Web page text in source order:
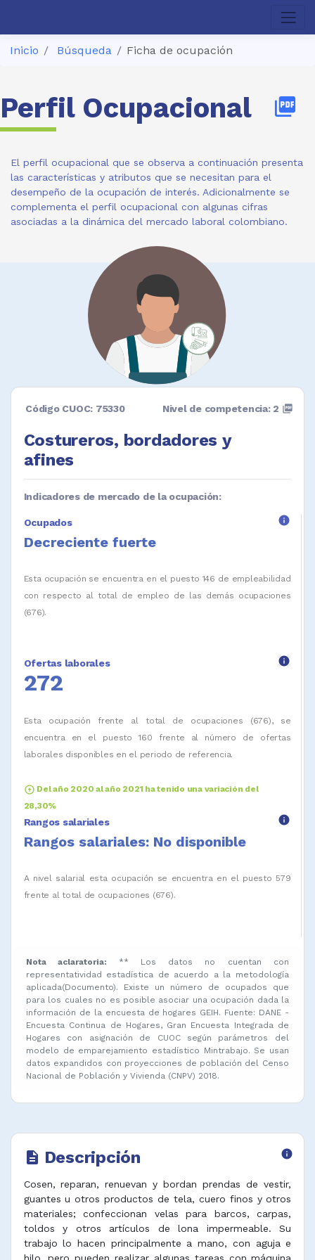
Inicio Búsqueda Ficha de ocupación
Perfil Ocupacional picture_as_pdf
El perfil ocupacional que se observa a continuación presenta
las características y atributos que se necesitan para el
desempeño de la ocupación de interés. Adicionalmente se
complementa el perfil ocupacional con algunas cifras
asociadas a la dinámica del mercado laboral colombiano.
Código CUOC: 75330
Costureros, bordadores y
afines
Nivel de competencia: 2 picture_as_pdf
Indicadores de mercado de la ocupación:
Ocupados info
Decreciente fuerte
Esta ocupación se encuentra en el puesto 146 de empleabilidad
con respecto al total de empleo de las demás ocupaciones
(676).
Ofertas laborales info
272
Esta ocupación frente al total de ocupaciones (676), se
encuentra en el puesto 160 frente al número de ofertas
laborales disponibles en el periodo de referencia.
arrow_circle_up Del año 2020 al año 2021 ha tenido una variación del
28,30%
Rangos salariales info
Rangos salariales: No disponible
A nivel salarial esta ocupación se encuentra en el puesto 579
frente al total de ocupaciones (676).
Nota aclaratoria:
** Los datos no cuentan con
representatividad estadística de acuerdo a la metodología
aplicada(Documento). Existe un número de ocupados que
para los cuales no es posible asociar una ocupación dada la
información de la encuesta de hogares GEIH. Fuente: DANE -
Encuesta Continua de Hogares, Gran Encuesta Integrada de
Hogares con asignación de CUOC según parámetros del
modelo de emparejamiento estadístico Mintrabajo. Se usan
datos expandidos con proyecciones de población del Censo
Nacional de Población y Vivienda (CNPV) 2018.
description Descripción info
Cosen, reparan, renuevan y bordan prendas de vestir,
guantes u otros productos de tela, cuero finos y otros
materiales; confeccionan velas para barcos, carpas,
toldos y otros artículos de lona impermeable. Su
trabajo lo hacen principalmente a mano, con aguja e
hilo, pero pueden realizar algunas tareas con máquina